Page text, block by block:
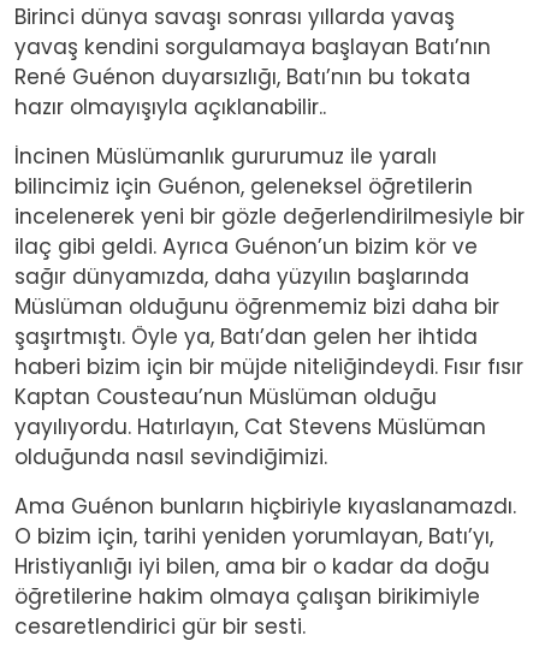
Birinci dünya savaşı sonrası yıllarda yavaş
yavaş kendini sorgulamaya başlayan Batı’nın
René Guénon duyarsızlığı, Batı’nın bu tokata
hazır olmayışıyla açıklanabilir..
İncinen Müslümanlık gururumuz ile yaralı
bilincimiz için Guénon, geleneksel öğretilerin
incelenerek yeni bir gözle değerlendirilmesiyle bir
ilaç gibi geldi. Ayrıca Guénon’un bizim kör ve
sağır dünyamızda, daha yüzyılın başlarında
Müslüman olduğunu öğrenmemiz bizi daha bir
şaşırtmıştı. Öyle ya, Batı’dan gelen her ihtida
haberi bizim için bir müjde niteliğindeydi. Fısır fısır
Kaptan Cousteau’nun Müslüman olduğu
yayılıyordu. Hatırlayın, Cat Stevens Müslüman
olduğunda nasıl sevindiğimizi.
Ama Guénon bunların hiçbiriyle kıyaslanamazdı.
O bizim için, tarihi yeniden yorumlayan, Batı’yı,
Hristiyanlığı iyi bilen, ama bir o kadar da doğu
öğretilerine hakim olmaya çalışan birikimiyle
cesaretlendirici gür bir sesti.